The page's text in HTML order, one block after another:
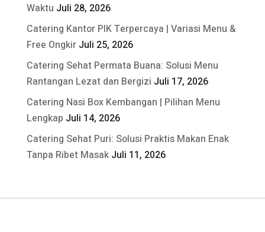
Waktu Juli 28, 2026
Catering Kantor PIK Terpercaya | Variasi Menu &
Free Ongkir Juli 25, 2026
Catering Sehat Permata Buana: Solusi Menu
Rantangan Lezat dan Bergizi Juli 17, 2026
Catering Nasi Box Kembangan | Pilihan Menu
Lengkap Juli 14, 2026
Catering Sehat Puri: Solusi Praktis Makan Enak
Tanpa Ribet Masak Juli 11, 2026